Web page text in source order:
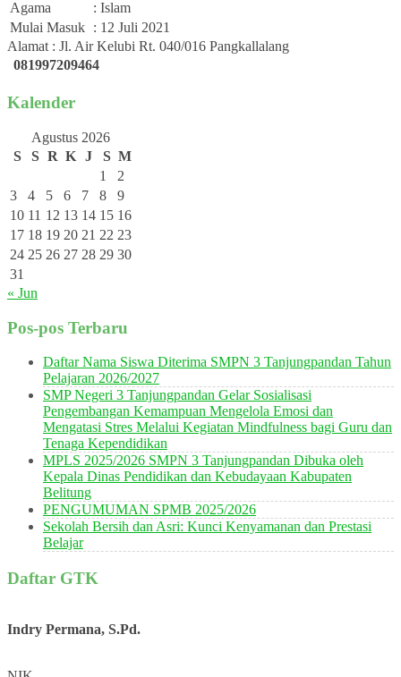
Agama
: Islam
Mulai Masuk : 12 Juli 2021
Alamat : Jl. Air Kelubi Rt. 040/016 Pangkallalang
081997209464
Kalender
Agustus 2026
S
S R K J S M
1
2
3
4 5 6 7 8
9
10 11 12 13 14 15 16
17 18 19 20 21 22 23
24 25 26 27 28 29 30
31
« Jun
Pos-pos Terbaru
Daftar Nama Siswa Diterima SMPN 3 Tanjungpandan Tahun
Pelajaran 2026/2027
SMP Negeri 3 Tanjungpandan Gelar Sosialisasi
Pengembangan Kemampuan Mengelola Emosi dan
Mengatasi Stres Melalui Kegiatan Mindfulness bagi Guru dan
Tenaga Kependidikan
MPLS 2025/2026 SMPN 3 Tanjungpandan Dibuka oleh
Kepala Dinas Pendidikan dan Kebudayaan Kabupaten
Belitung
PENGUMUMAN SPMB 2025/2026
Sekolah Bersih dan Asri: Kunci Kenyamanan dan Prestasi
Belajar
Daftar GTK
Indry Permana, S.Pd.